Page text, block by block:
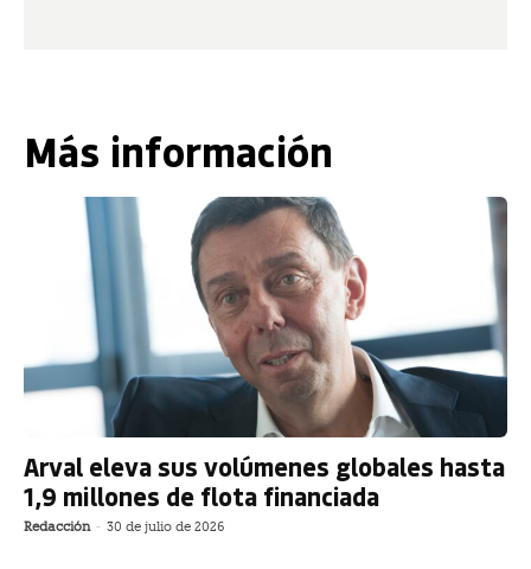
Más información
Arval eleva sus volúmenes globales hasta
1,9 millones de flota financiada
Redacción - 30 de julio de 2026